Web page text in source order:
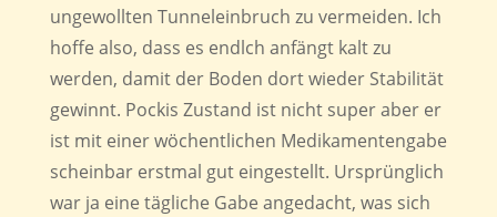
ungewollten Tunneleinbruch zu vermeiden. Ich
hoffe also, dass es endlch anfängt kalt zu
werden, damit der Boden dort wieder Stabilität
gewinnt. Pockis Zustand ist nicht super aber er
ist mit einer wöchentlichen Medikamentengabe
scheinbar erstmal gut eingestellt. Ursprünglich
war ja eine tägliche Gabe angedacht, was sich